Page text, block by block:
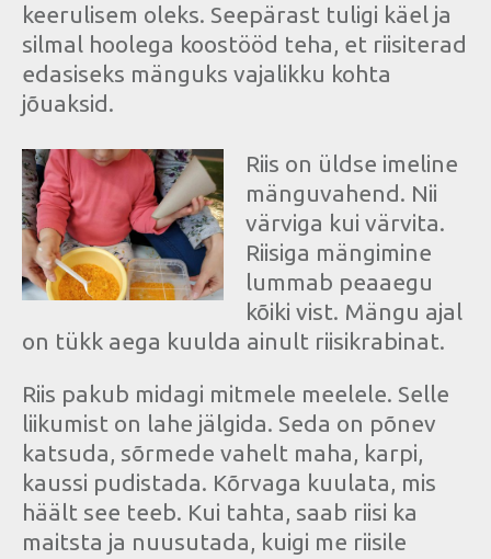
keerulisem oleks. Seepärast tuligi käel ja
silmal hoolega koostööd teha, et riisiterad
edasiseks mänguks vajalikku kohta
jõuaksid.
Riis on üldse imeline
mänguvahend. Nii
värviga kui värvita.
Riisiga mängimine
lummab peaaegu
kõiki vist. Mängu ajal
on tükk aega kuulda ainult riisikrabinat.
Riis pakub midagi mitmele meelele. Selle
liikumist on lahe jälgida. Seda on põnev
katsuda, sõrmede vahelt maha, karpi,
kaussi pudistada. Kõrvaga kuulata, mis
häält see teeb. Kui tahta, saab riisi ka
maitsta ja nuusutada, kuigi me riisile